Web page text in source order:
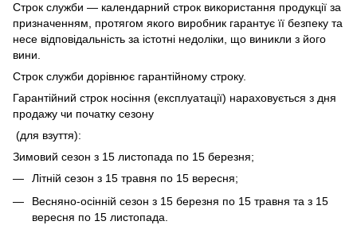
Строк служби — календарний строк використання продукції за
призначенням, протягом якого виробник гарантує її безпеку та
несе відповідальність за істотні недоліки, що виникли з його
вини.
Строк служби дорівнює гарантійному строку.
Гарантійний строк носіння (експлуатації) нараховується з дня
продажу чи початку сезону
(для взуття):
Зимовий сезон з 15 листопада по 15 березня;
Літній сезон з 15 травня по 15 вересня;
Весняно-осінній сезон з 15 березня по 15 травня та з 15
вересня по 15 листопада.